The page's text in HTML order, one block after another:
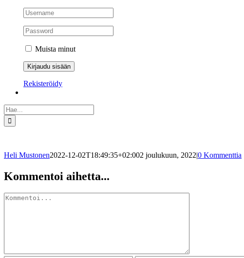
Muista minut
Rekisteröidy
Etsi
...
Heli Mustonen2022-12-02T18:49:35+02:002 joulukuun, 2022|0 Kommenttia
Facebook
X
Reddit
LinkedIn
WhatsApp
Pinterest
Sähköposti
Kommentoi aihetta...
Kommentti